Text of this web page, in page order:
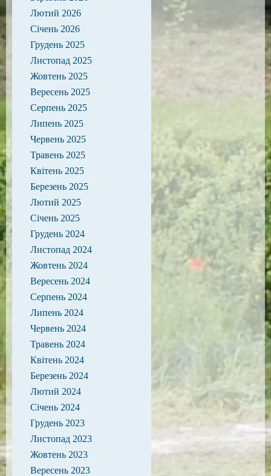
Лютий 2026
Січень 2026
Грудень 2025
Листопад 2025
Жовтень 2025
Вересень 2025
Серпень 2025
Липень 2025
Червень 2025
Травень 2025
Квітень 2025
Березень 2025
Лютий 2025
Січень 2025
Грудень 2024
Листопад 2024
Жовтень 2024
Вересень 2024
Серпень 2024
Липень 2024
Червень 2024
Травень 2024
Квітень 2024
Березень 2024
Лютий 2024
Січень 2024
Грудень 2023
Листопад 2023
Жовтень 2023
Вересень 2023